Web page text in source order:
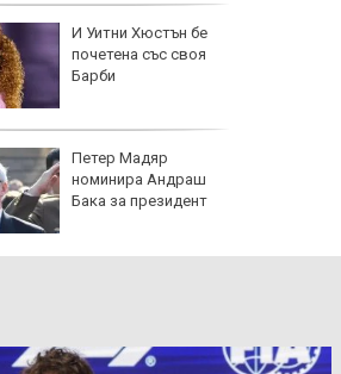
И Уитни Хюстън бе
почетена със своя
Барби
Петер Мадяр
номинира Андраш
Бака за президент